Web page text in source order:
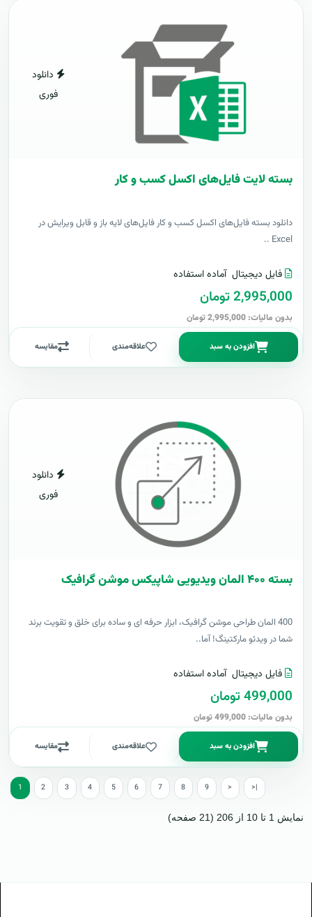
دانلود
فوری
بسته لایت فایل‌های اکسل کسب و کار
دانلود بسته فایل‌های اکسل کسب و کار فایل‌های لایه باز و قابل ویرایش در
Excel ..
فایل دیجیتال آماده استفاده
2,995,000 تومان
بدون مالیات: 2,995,000 تومان
افزودن به سبد علاقه‌مندی مقایسه
دانلود
فوری
بسته ۴۰۰ المان ویدیویی شاپیکس موشن گرافیک
400 المان طراحی موشن گرافیک، ابزار حرفه ای و ساده برای خلق و تقویت برند
شما در ویدئو مارکتینگ! آما..
فایل دیجیتال آماده استفاده
499,000 تومان
بدون مالیات: 499,000 تومان
افزودن به سبد علاقه‌مندی مقایسه
1 2 3 4 5 6 7 8 9 > >|
نمایش 1 تا 10 از 206 (21 صفحه)